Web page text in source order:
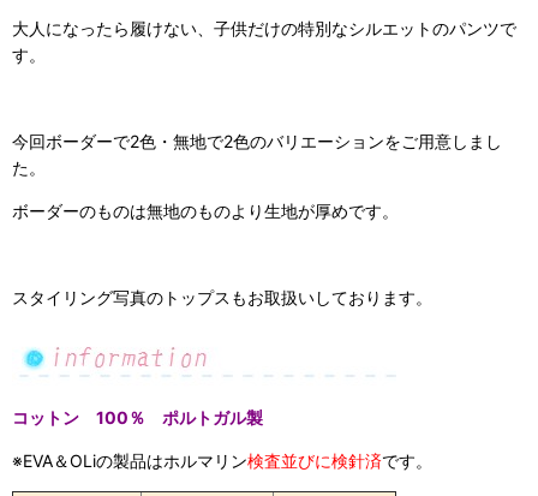
大人になったら履けない、子供だけの特別なシルエットのパンツで
す。
今回ボーダーで2色・無地で2色のバリエーションをご用意しまし
た。
ボーダーのものは無地のものより生地が厚めです。
スタイリング写真のトップスもお取扱いしております。
コットン 100％ ポルトガル製
※EVA＆OLiの製品はホルマリン検査並びに検針済です。